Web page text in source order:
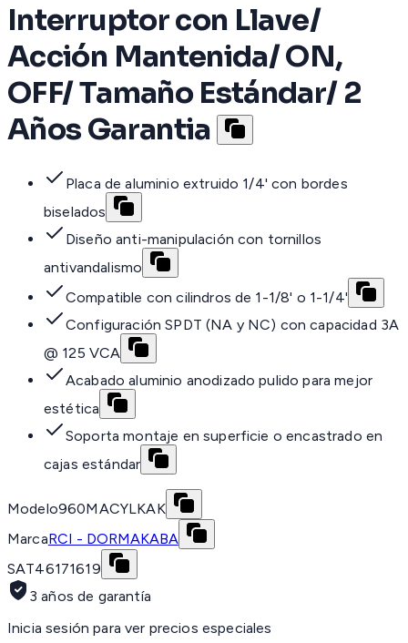
Interruptor con Llave/
Acción Mantenida/ ON,
OFF/ Tamaño Estándar/ 2
Años Garantia
Placa de aluminio extruido 1/4' con bordes
biselados
Diseño anti-manipulación con tornillos
antivandalismo
Compatible con cilindros de 1-1/8' o 1-1/4'
Configuración SPDT (NA y NC) con capacidad 3A
@ 125 VCA
Acabado aluminio anodizado pulido para mejor
estética
Soporta montaje en superficie o encastrado en
cajas estándar
Modelo960MACYLKAK
MarcaRCI - DORMAKABA
SAT46171619
3 años de garantía
Inicia sesión para ver precios especiales